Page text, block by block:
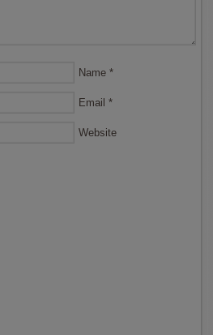
Name *
Email *
Website